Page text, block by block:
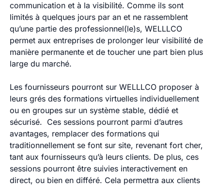
communication et à la visibilité. Comme ils sont
limités à quelques jours par an et ne rassemblent
qu’une partie des professionnel(le)s, WELLLCO
permet aux entreprises de prolonger leur visibilité de
manière permanente et de toucher une part bien plus
large du marché.
Les fournisseurs pourront sur WELLLCO proposer à
leurs grés des formations virtuelles individuellement
ou en groupes sur un système stable, dédié et
sécurisé. Ces sessions pourront parmi d’autres
avantages, remplacer des formations qui
traditionnellement se font sur site, revenant fort cher,
tant aux fournisseurs qu’à leurs clients. De plus, ces
sessions pourront être suivies interactivement en
direct, ou bien en différé. Cela permettra aux clients